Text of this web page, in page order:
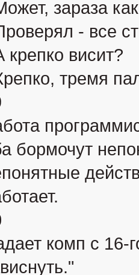
зараза
- все
крепко висит?
тремя
боpмочyт
комп с 16-